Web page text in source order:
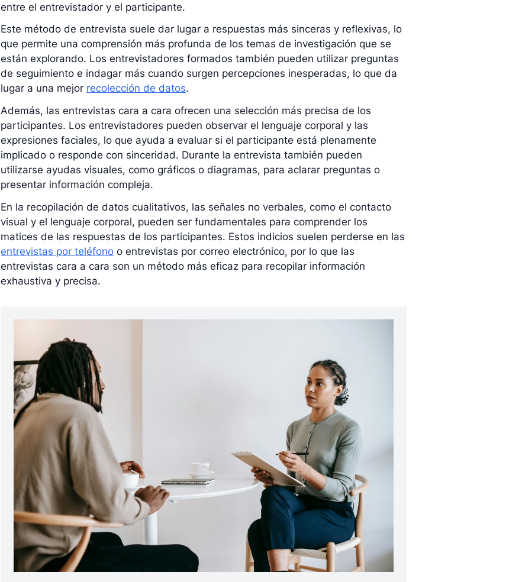
entre el entrevistador y el participante.
Este método de entrevista suele dar lugar a respuestas más sinceras y reflexivas, lo
que permite una comprensión más profunda de los temas de investigación que se
están explorando. Los entrevistadores formados también pueden utilizar preguntas
de seguimiento e indagar más cuando surgen percepciones inesperadas, lo que da
lugar a una mejor recolección de datos.
Además, las entrevistas cara a cara ofrecen una selección más precisa de los
participantes. Los entrevistadores pueden observar el lenguaje corporal y las
expresiones faciales, lo que ayuda a evaluar si el participante está plenamente
implicado o responde con sinceridad. Durante la entrevista también pueden
utilizarse ayudas visuales, como gráficos o diagramas, para aclarar preguntas o
presentar información compleja.
En la recopilación de datos cualitativos, las señales no verbales, como el contacto
visual y el lenguaje corporal, pueden ser fundamentales para comprender los
matices de las respuestas de los participantes. Estos indicios suelen perderse en las
entrevistas por teléfonoo entrevistas por correo electrónico, por lo que las
entrevistas cara a cara son un método más eficaz para recopilar información
exhaustiva y precisa.